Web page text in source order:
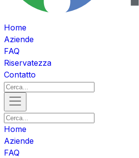
Home
Aziende
FAQ
Riservatezza
Contatto
Home
Aziende
FAQ